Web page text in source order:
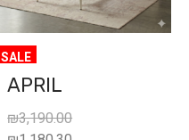
SALE
APRIL
₪3,190.00